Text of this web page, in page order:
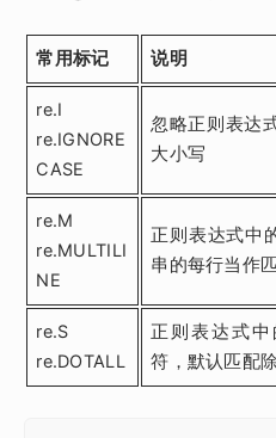
常用标记 说明
re.I
re.IGNORE
CASE
忽略正则表达
大小写
re.M
re.MULTILI
NE
正则表达式中
串的每行当作
re.S
re.DOTALL
正则表达式
符，默认匹配